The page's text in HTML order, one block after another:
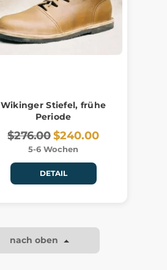
Wikinger Stiefel, frühe
Periode
$276.00$240.00
5-6 Wochen
DETAIL
nach oben